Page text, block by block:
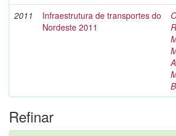
2011
Infraestrutura de transportes do
Nordeste 2011
Refinar